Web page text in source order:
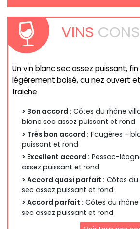
VINS
Un vin blanc sec assez puissant,
légèrement boisé, au nez ouvert
fraiche
> Bon accord : Côtes du rhône
blanc sec assez puissant et rond
> Très bon accord : Faugères -
puissant et rond
> Excellent accord : Pessac-
assez puissant et rond
> Accord quasi parfait : Côtes
sec assez puissant et rond
> Accord parfait : Côtes du
sec assez puissant et rond